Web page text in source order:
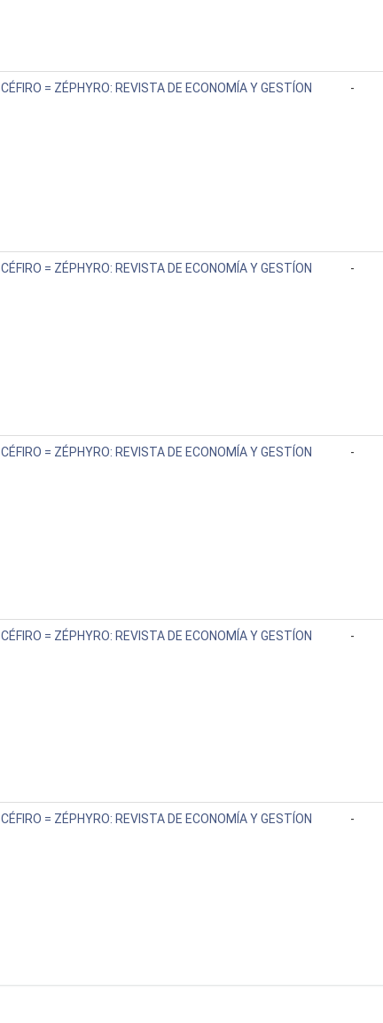
CÉFIRO = ZÉPHYRO: REVISTA DE ECONOMÍA Y GESTÍON -
CÉFIRO = ZÉPHYRO: REVISTA DE ECONOMÍA Y GESTÍON -
CÉFIRO = ZÉPHYRO: REVISTA DE ECONOMÍA Y GESTÍON -
CÉFIRO = ZÉPHYRO: REVISTA DE ECONOMÍA Y GESTÍON -
CÉFIRO = ZÉPHYRO: REVISTA DE ECONOMÍA Y GESTÍON -